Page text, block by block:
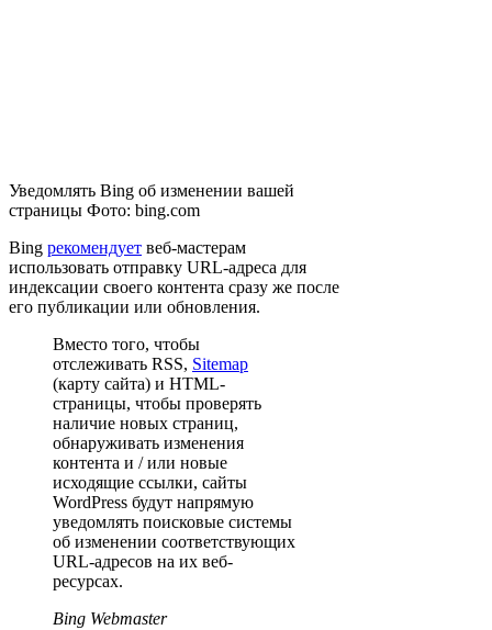
Уведомлять Bing об изменении вашей
страницы Фото: bing.com
Bing рекомендует веб-мастерам
использовать отправку URL-адреса для
индексации своего контента сразу же после
его публикации или обновления.
Вместо того, чтобы
отслеживать RSS, Sitemap
(карту сайта) и HTML-
страницы, чтобы проверять
наличие новых страниц,
обнаруживать изменения
контента и / или новые
исходящие ссылки, сайты
WordPress будут напрямую
уведомлять поисковые системы
об изменении соответствующих
URL-адресов на их веб-
ресурсах.
Bing Webmaster